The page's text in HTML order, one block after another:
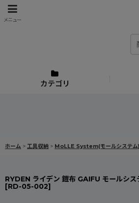
メニュー
カテゴリ
ホーム > 工具収納 > MoLLE System(モールシステム)
RYDEN ライデン 鎧布 GAIFU モールシ
[RD-05-002]